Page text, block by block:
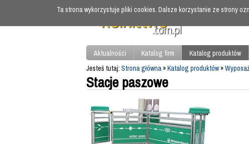
Aktualności Katalog firm
Katalog produktów
Jesteś tutaj: Strona główna»Katalog produktów»
Stacje paszowe
Ta strona wykorzystuje pliki cookies. Dalsze korzystanie ze strony